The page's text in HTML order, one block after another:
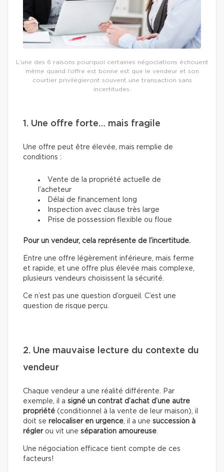
L’une des 6 raisons pourquoi certaines négociations échouent
même quand l’offre est bonne est que le vendeur et son
courtier privilégieront souvent une transaction sans
incertitudes.
1. Une offre forte… mais fragile
Une offre peut être élevée, mais remplie de
conditions :
Vente de la propriété actuelle de
l’acheteur
Délai de financement long
Inspection avec clause très large
Prise de possession flexible ou floue
Pour un vendeur, cela représente de l’incertitude.
Entre une offre légèrement inférieure, mais ferme
et rapide, et une offre plus élevée mais complexe,
plusieurs vendeurs choisissent la sécurité.
Ce n’est pas une question d’orgueil. C’est une
question de risque perçu.
2. Une mauvaise lecture du contexte du
vendeur
Chaque vendeur a une réalité différente. Par
exemple, il a signé un contrat d’achat d’une autre
propriété (conditionnel à la vente de leur maison), il
doit se relocaliser en urgence , il a une succession à
réglerou vit une séparation amoureuse
Une négociation efficace tient compte de ces
facteurs!